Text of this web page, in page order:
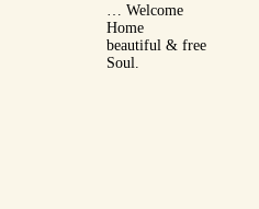
… Welcome
Home
beautiful & free
Soul.